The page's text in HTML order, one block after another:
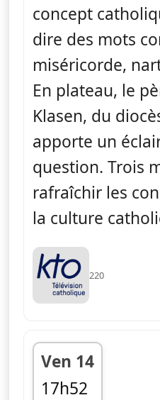
concept
dire des mots
miséricorde,
En plateau, le
Klasen, du
apporte un
question. Trois
rafraîchir les
la culture
220
Ven 14
17h52